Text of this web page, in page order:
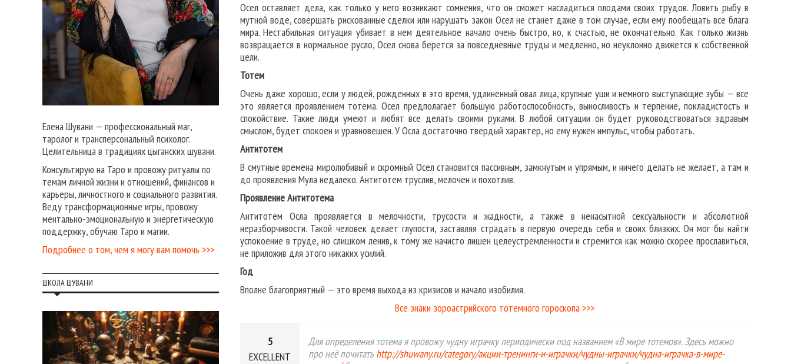
Осел оставляет дела, как только у него возникают сомнения, что он сможет насладиться плодами своих трудов. Ловить рыбу в
мутной воде, совершать рискованные сделки или нарушать закон Осел не станет даже в том случае, если ему пообещать все блага
мира. Нестабильная ситуация убивает в нем деятельное начало очень быстро, но, к счастью, не окончательно. Как только жизнь
возвращается в нормальное русло, Осел снова берется за повседневные труды и медленно, но неуклонно движется к собственной
цели.
Тотем
Очень даже хорошо, если у людей, рожденных в это время, удлиненный овал лица, крупные уши и немного выступающие зубы — все
это является проявлением тотема. Осел предполагает большую работоспособность, выносливость и терпение, покладистость и
спокойствие. Такие люди умеют и любят все делать своими руками. В любой ситуации он будет руководствоваться здравым
смыслом, будет спокоен и уравновешен. У Осла достаточно твердый характер, но ему нужен импульс, чтобы работать.
Антитотем
В смутные времена миролюбивый и скромный Осел становится пассивным, замкнутым и упрямым, и ничего делать не желает, а там и
до проявления Мула недалеко. Антитотем труслив, мелочен и похотлив.
Проявление Антитотема
Антитотем Осла проявляется в мелочности, трусости и жадности, а также в ненасытной сексуальности и абсолютной
неразборчивости. Такой человек делает глупости, заставляя страдать в первую очередь себя и своих близких. Он мог бы найти
успокоение в труде, но слишком ленив, к тому же начисто лишен целеустремленности и стремится как можно скорее прославиться,
не приложив для этого никаких усилий.
Год
Вполне благоприятный — это время выхода из кризисов и начало изобилия.
Все знаки зороастрийского тотемного гороскопа >>>
5
EXCELLENT
Для определения тотема я провожу чудну играчку периодически под названием «В мире тотемов». Здесь можно
про неё почитать http://shuwany.ru/category/акции-тренинги-и-играчки/чудны-играчки/чудна-играчка-в-мире-
Елена Шувани — профессиональный маг,
таролог и трансперсональный психолог.
Целительница в традициях цыганских шувани.
Консультирую на Таро и провожу ритуалы по
темам личной жизни и отношений, финансов и
карьеры, личностного и социального развития.
Веду трансформационные игры, провожу
ментально-эмоциональную и энергетическую
поддержку, обучаю Таро и магии.
Подробнее о том, чем я могу вам помочь >>>
ШКОЛА ШУВАНИ